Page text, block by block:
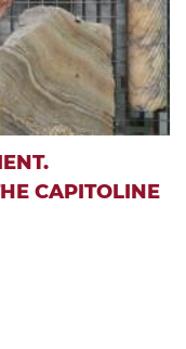
CAPITOLINE